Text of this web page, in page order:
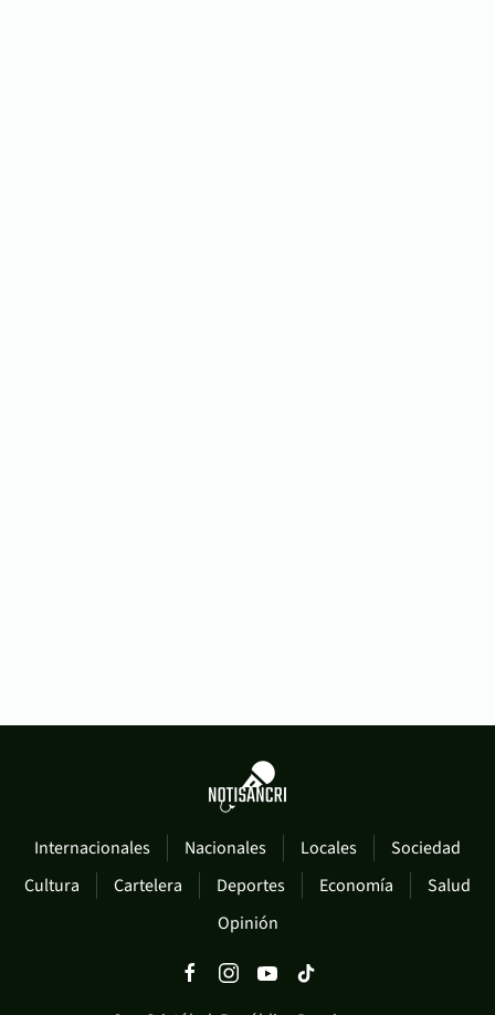
Internacionales Nacionales Locales
Sociedad
Cultura
Cartelera Deportes Economía
Salud
Opinión